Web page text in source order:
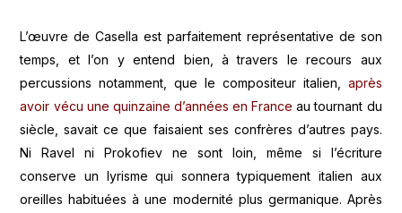
L’œuvre de Casella est parfaitement représentative de son
temps, et l’on y entend bien, à travers le recours aux
percussions notamment, que le compositeur italien, après
avoir vécu une quinzaine d’années en France au tournant du
siècle, savait ce que faisaient ses confrères d’autres pays.
Ni Ravel ni Prokofiev ne sont loin, même si l’écriture
conserve un lyrisme qui sonnera typiquement italien aux
oreilles habituées à une modernité plus germanique. Après